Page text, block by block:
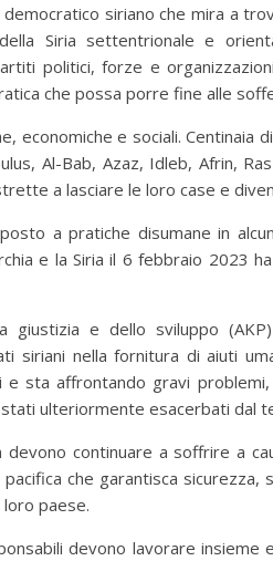
siriano che mira a
Siria settentrionale e
politici, forze e
che possa porre fine alle
economiche e sociali. Centinaia
Al-Bab, Azaz, Idleb, Afrin,
a lasciare le loro case e
a pratiche disumane in
e la Siria il 6 febbraio 2023
giustizia e dello sviluppo
siriani nella fornitura di aiuti
sta affrontando gravi
ulteriormente esacerbati dal
continuare a soffrire a
che garantisca
paese.
devono lavorare insieme